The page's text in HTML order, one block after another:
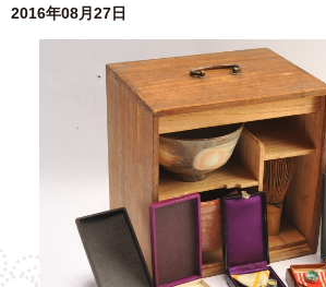
2016年08月27日